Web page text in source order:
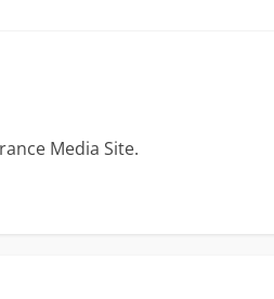
Media Site.